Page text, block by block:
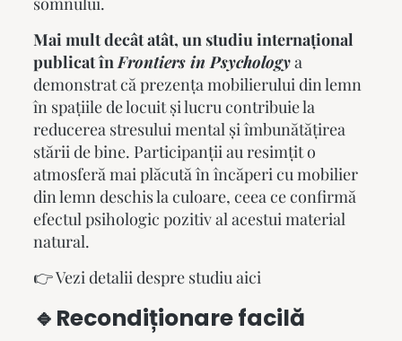
Mai mult decât atât, un studiu internațional
publicat înFrontiers in Psychologya
demonstrat că prezența mobilierului din lemn
în spațiile de locuit și lucru contribuie la
reducerea stresului mental și îmbunătățirea
stării de bine. Participanții au resimțit o
atmosferă mai plăcută în încăperi cu mobilier
din lemn deschis la culoare, ceea ce confirmă
efectul psihologic pozitiv al acestui material
natural.
👉Vezi detalii despre studiu aici
🔹Recondiționare facilă